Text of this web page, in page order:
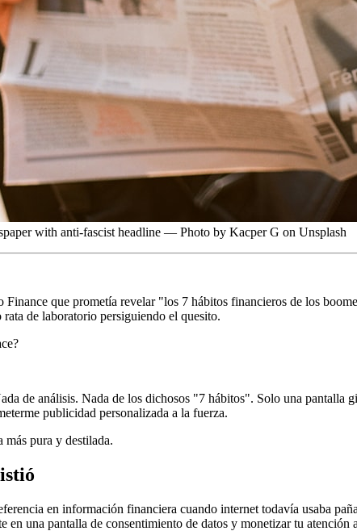
with anti-fascist headline — Photo by Kacper G on Unsplash
Finance que prometía revelar "los 7 hábitos financieros de los
de laboratorio persiguiendo el quesito.
de análisis. Nada de los dichosos "7 hábitos". Solo una
publicidad personalizada a la fuerza.
pura y destilada.
en información financiera cuando internet todavía usaba
en una pantalla de consentimiento de datos y monetizar tu atención